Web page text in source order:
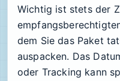
Wichtig ist stets der
dem Sie das Paket
auspacken. Das
oder Tracking kann